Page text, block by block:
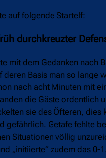
auf folgende Startelf:
durchkreuzter
mit dem Gedanken nach
deren Basis man so lange
nach acht Minuten mit
die Gäste ordentlich
sie des Öfteren,
gefährlich. Getafe fehlte
Situationen völlig
„initiierte“ zudem das 0-1.